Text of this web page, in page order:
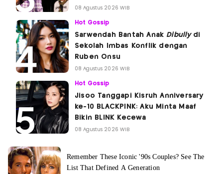
08 Agustus 2026 WIB
Hot Gossip
Sarwendah Bantah Anak Dibullydi
Sekolah Imbas Konflik dengan
Ruben Onsu
08 Agustus 2026 WIB
Hot Gossip
Jisoo Tanggapi Kisruh Anniversary
ke-10 BLACKPINK: Aku Minta Maaf
Bikin BLINK Kecewa
08 Agustus 2026 WIB